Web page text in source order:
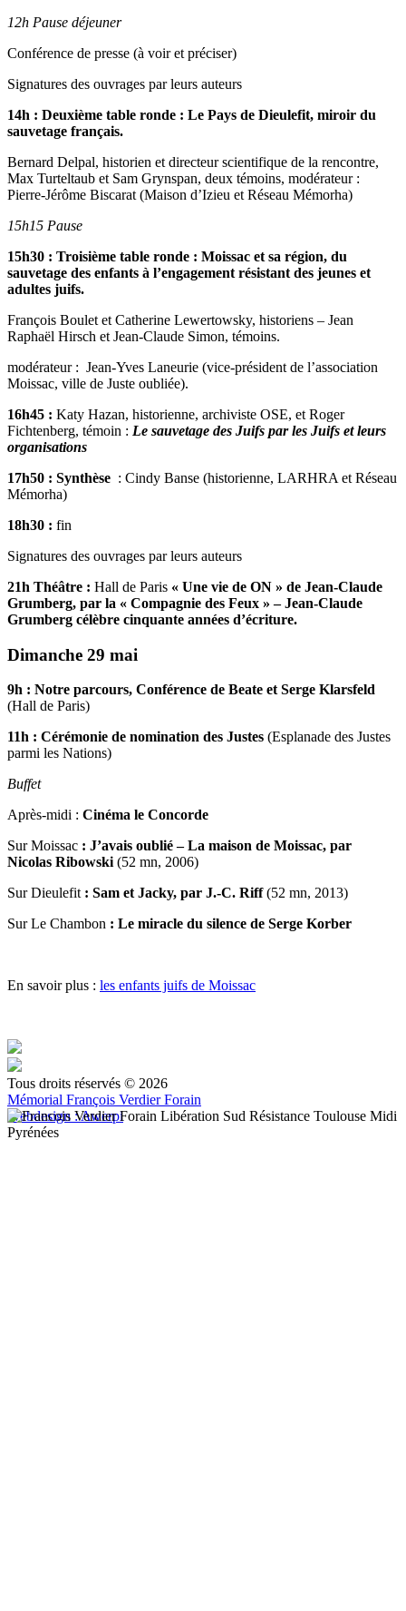
12h Pause déjeuner
Conférence de presse (à voir et préciser)
Signatures des ouvrages par leurs auteurs
14h : Deuxième table ronde : Le Pays de Dieulefit, miroir du
sauvetage français.
Bernard Delpal, historien et directeur scientifique de la rencontre,
Max Turteltaub et Sam Grynspan, deux témoins, modérateur :
Pierre-Jérôme Biscarat (Maison d’Izieu et Réseau Mémorha)
15h15 Pause
15h30 : Troisième table ronde : Moissac et sa région, du
sauvetage des enfants à l’engagement résistant des jeunes et
adultes juifs.
François Boulet et Catherine Lewertowsky, historiens – Jean
Raphaël Hirsch et Jean-Claude Simon, témoins.
modérateur : Jean-Yves Laneurie (vice-président de l’association
Moissac, ville de Juste oubliée).
16h45 : Katy Hazan, historienne, archiviste OSE, et Roger
Fichtenberg, témoin : Le sauvetage des Juifs par les Juifs et leurs
organisations
17h50 : Synthèse : Cindy Banse (historienne, LARHRA et Réseau
Mémorha)
18h30 : fin
Signatures des ouvrages par leurs auteurs
21h Théâtre : Hall de Paris « Une vie de ON » de Jean-Claude
Grumberg, par la « Compagnie des Feux » – Jean-Claude
Grumberg célèbre cinquante années d’écriture.
Dimanche 29 mai
9h : Notre parcours, Conférence de Beate et Serge Klarsfeld
(Hall de Paris)
11h : Cérémonie de nomination des Justes (Esplanade des Justes
parmi les Nations)
Buffet
Après-midi : Cinéma le Concorde
Sur Moissac : J’avais oublié – La maison de Moissac, par
Nicolas Ribowski (52 mn, 2006)
Sur Dieulefit : Sam et Jacky, par J.-C. Riff(52 mn, 2013)
Sur Le Chambon : Le miracle du silence de Serge Korber
En savoir plus : les enfants juifs de Moissac
Tous droits réservés © 2026
Mémorial François Verdier Forain
Webdesign : Awerpi